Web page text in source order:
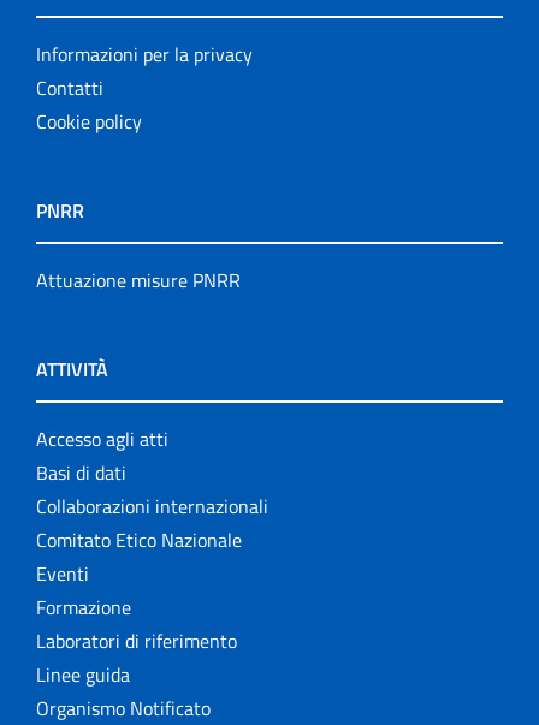
Informazioni per la privacy
Contatti
Cookie policy
PNRR
Attuazione misure PNRR
ATTIVITÀ
Accesso agli atti
Basi di dati
Collaborazioni internazionali
Comitato Etico Nazionale
Eventi
Formazione
Laboratori di riferimento
Linee guida
Organismo Notificato